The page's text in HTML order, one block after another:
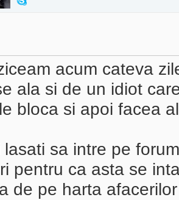
acum cateva
ala si de un idiot
bloca si apoi facea
lasati sa intre pe
pentru ca asta se
de pe harta